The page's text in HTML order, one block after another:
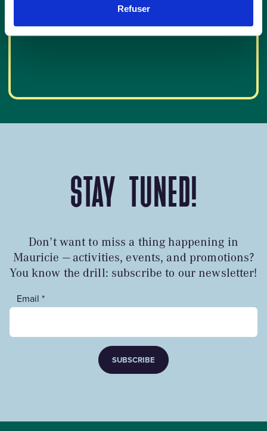
Refuser
STAY TUNED!
Don’t want to miss a thing happening in
Mauricie — activities, events, and promotions?
You know the drill: subscribe to our newsletter!
Email *
SUBSCRIBE